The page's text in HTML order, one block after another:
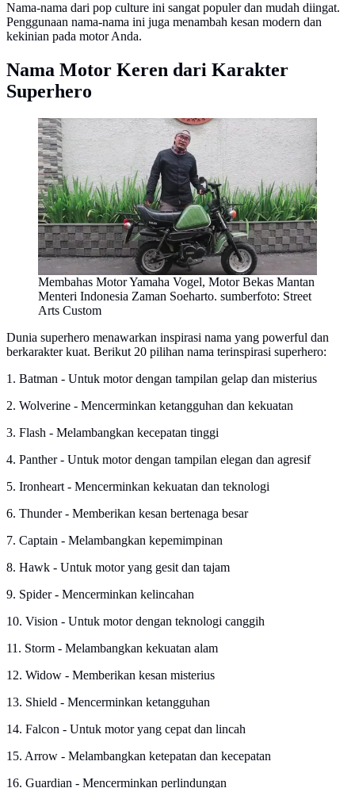
Nama-nama dari pop culture ini sangat populer dan mudah diingat.
Penggunaan nama-nama ini juga menambah kesan modern dan
kekinian pada motor Anda.
Nama Motor Keren dari Karakter
Superhero
Membahas Motor Yamaha Vogel, Motor Bekas Mantan
Menteri Indonesia Zaman Soeharto. sumberfoto: Street
Arts Custom
Dunia superhero menawarkan inspirasi nama yang powerful dan
berkarakter kuat. Berikut 20 pilihan nama terinspirasi superhero:
1. Batman - Untuk motor dengan tampilan gelap dan misterius
2. Wolverine - Mencerminkan ketangguhan dan kekuatan
3. Flash - Melambangkan kecepatan tinggi
4. Panther - Untuk motor dengan tampilan elegan dan agresif
5. Ironheart - Mencerminkan kekuatan dan teknologi
6. Thunder - Memberikan kesan bertenaga besar
7. Captain - Melambangkan kepemimpinan
8. Hawk - Untuk motor yang gesit dan tajam
9. Spider - Mencerminkan kelincahan
10. Vision - Untuk motor dengan teknologi canggih
11. Storm - Melambangkan kekuatan alam
12. Widow - Memberikan kesan misterius
13. Shield - Mencerminkan ketangguhan
14. Falcon - Untuk motor yang cepat dan lincah
15. Arrow - Melambangkan ketepatan dan kecepatan
16. Guardian - Mencerminkan perlindungan